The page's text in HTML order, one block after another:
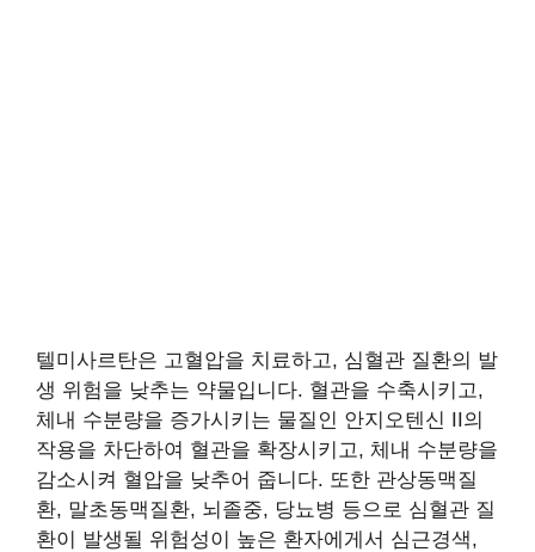
텔미사르탄은 고혈압을 치료하고, 심혈관 질환의 발
생 위험을 낮추는 약물입니다. 혈관을 수축시키고,
체내 수분량을 증가시키는 물질인 안지오텐신 II의
작용을 차단하여 혈관을 확장시키고, 체내 수분량을
감소시켜 혈압을 낮추어 줍니다. 또한 관상동맥질
환, 말초동맥질환, 뇌졸중, 당뇨병 등으로 심혈관 질
환이 발생될 위험성이 높은 환자에게서 심근경색,